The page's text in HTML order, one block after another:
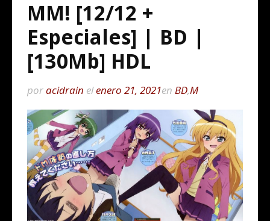
MM! [12/12 +
Especiales] | BD |
[130Mb] HDL
poracidrain elenero 21, 2021en BD,M